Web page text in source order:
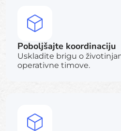
Poboljšajte koordinaciju
Uskladite brigu o
operativne timove.